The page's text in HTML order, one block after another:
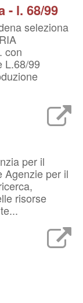
- l. 68/99
seleziona
con
L.68/99
per il
Agenzie per il
risorse